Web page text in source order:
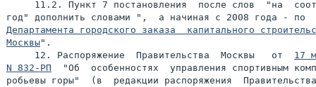
11.2. Пункт 7 постановления  после слов  "на
Департамента городского заказа  капитального
Москвы".
     12. Распоряжение  Правительства  Москвы   от
17
N 832-РП
"Об  особенностях  управления спортивным